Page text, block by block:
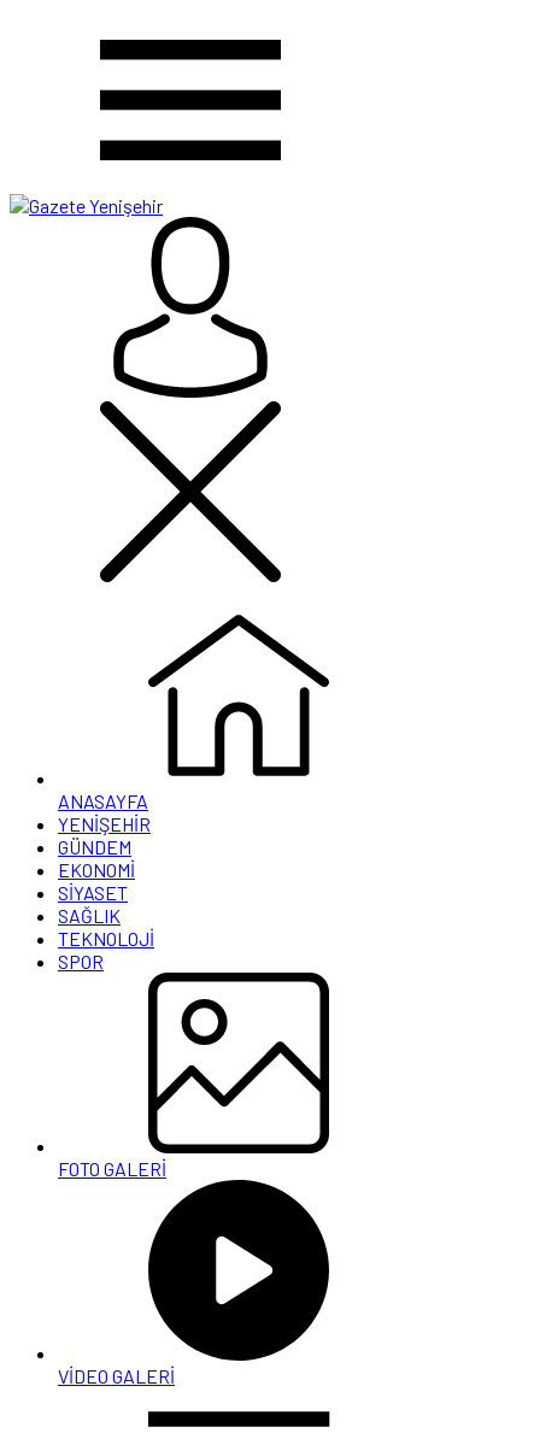
ANASAYFA
YENİŞEHİR
GÜNDEM
EKONOMİ
SİYASET
SAĞLIK
TEKNOLOJİ
SPOR
FOTO GALERİ
VİDEO GALERİ